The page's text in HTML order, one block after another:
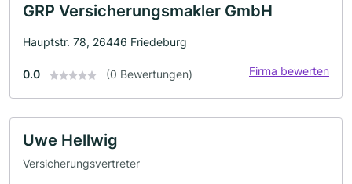
GRP Versicherungsmakler GmbH
Hauptstr. 78, 26446 Friedeburg
0.0 (0 Bewertungen) Firma bewerten
Uwe Hellwig
Versicherungsvertreter